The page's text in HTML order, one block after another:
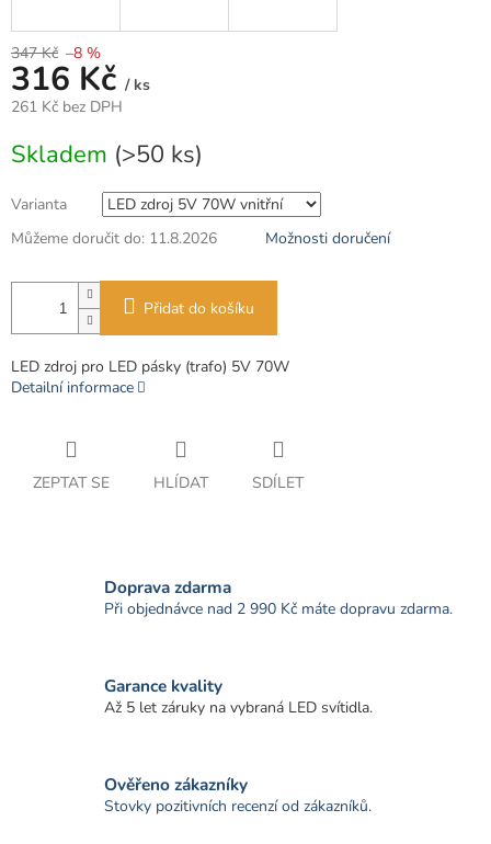
347 Kč –8 %
316 Kč / ks
261 Kč bez DPH
cena:
Skladem (>50 ks)
Varianta
Můžeme doručit do: 11.8.2026 Možnosti doručení
Přidat do košíku
LED zdroj pro LED pásky (trafo) 5V 70W
Detailní informace
ZEPTAT SE HLÍDAT SDÍLET
Doprava zdarma
Při objednávce nad 2 990 Kč máte dopravu zdarma.
Garance kvality
Až 5 let záruky na vybraná LED svítidla.
Ověřeno zákazníky
Stovky pozitivních recenzí od zákazníků.